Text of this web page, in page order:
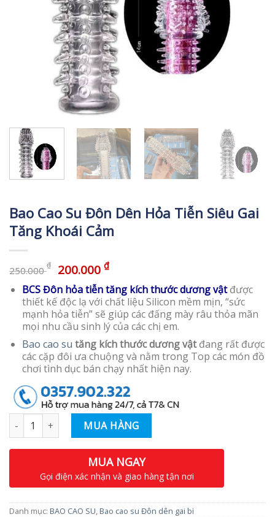
Bao Cao Su Đôn Dên Hỏa Tiễn Siêu Gai
Tăng Khoái Cảm
250.000₫ 200.000 ₫
BCS Đôn hỏa tiễntăng kích thước dương vật được
thiết kế độc lạ với chất liệu Silicon mềm mịn, “sức
mạnh hỏa tiễn” sẽ giúp các đấng mày râu thỏa mãn
mọi nhu cầu sinh lý của các chị em.
Bao cao su tăng kích thước dương vậtđang rất được
các cặp đôi ưa chuộng và nằm trong Top các món đồ
chơi tình dục bán chạy nhất hiện nay.
MUA HÀNG
MUA NGAY
Gọi điện xác nhận và giao hàng tận nơi
Danh mục: BAO CAO SU, Bao cao su Đôn dên gai bi